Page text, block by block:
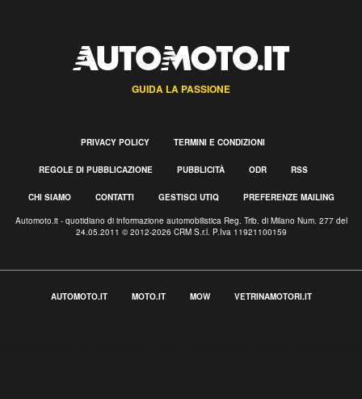
GUIDA LA PASSIONE
PRIVACY POLICY TERMINI E CONDIZIONI
REGOLE DI PUBBLICAZIONE PUBBLICITÀ ODR RSS
CHI SIAMO CONTATTI GESTISCI UTIQ PREFERENZE MAILING
Automoto.it - quotidiano di informazione automobilistica Reg. Trib. di Milano Num. 277 del
24.05.2011 © 2012-2026 CRM S.r.l. P.Iva 11921100159
AUTOMOTO.IT MOTO.IT MOW VETRINAMOTORI.IT